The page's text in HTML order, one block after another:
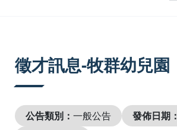
徵才訊息-牧群幼兒園
公告類別： 一般公告 發佈日期：